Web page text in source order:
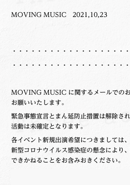
MOVING MUSIC 2021,10,23
・・・・・・・・・・・・・・・・・・
・・・・・・・・・・・・・・・・・・
MOVING MUSIC に関するメールでのお
お願いいたします。
緊急事態宣言とまん延防止措置は解除さ
活動は未確定となります。
各イベント新規出演希望につきましては、
新型コロナウイルス感染症の懸念により
できかねることをお含みおきください。